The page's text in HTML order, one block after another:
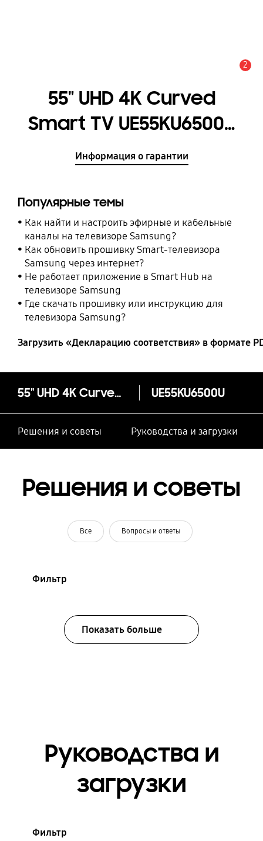
2
55" UHD 4K Curved
Smart TV UE55KU6500U
Series 6
Информация о гарантии
Популярные темы
Как найти и настроить эфирные и кабельные
каналы на телевизоре Samsung?
Как обновить прошивку Smart-телевизора
Samsung через интернет?
Не работает приложение в Smart Hub на
телевизоре Samsung
Где скачать прошивку или инструкцию для
телевизора Samsung?
Загрузить «Декларацию соответствия» в формате
55" UHD 4K Curved Smart TV UE55KU6500U Series 6 UE55KU6500U
Решения и советы Руководства и загрузки
Решения и советы
Все Вопросы и ответы
Фильтр
Показать больше
Руководства и
загрузки
Фильтр